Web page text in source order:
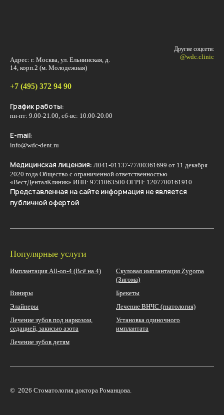
Адрес: г. Москва, ул. Ельнинская, д.
14, корп.2 (м. Молодежная)
+7 (495) 372 94 90
График работы:
пн-пт: 9.00-21.00, сб-вс: 10.00-20.00
E-mail:
info@wdc-dent.ru
Медицинская лицензия: Л041-01137-77/00361699 от 11 декабря
2020 года Общество с ограниченной ответственностью
«ВестДенталКлиник» ИНН: 9731063500 ОГРН: 1207700161910
Представленная на сайте информация не является
публичной офертой
Другие соцсети:
@wdc.clinic
Популярные услуги
Имплантация Аll-on-4 (Всё на 4)
Cкуловая имплантация Zygoma
(Зигома)
Виниры
Брекеты
Элайнеры
Лечение ВНЧС (гнатология)
Лечение зубов под наркозом,
седацией, закисью азота
Установка одиночного
имплантата
Лечение зубов детям
© 2026 Стоматология доктора Романцова.